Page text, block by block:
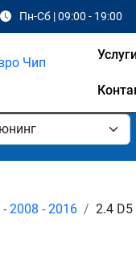
Пн-Сб | 09:00 - 19:00
- 2008 - 2016 2.4 D5